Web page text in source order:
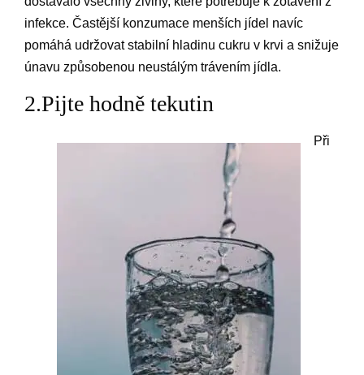
infekce. Častější konzumace menších jídel navíc
pomáhá udržovat stabilní hladinu cukru v krvi a snižuje
únavu způsobenou neustálým trávením jídla.
2.Pijte hodně tekutin
Při